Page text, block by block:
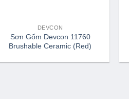
DEVCON
Sơn Gốm Devcon 11760
Brushable Ceramic (Red)